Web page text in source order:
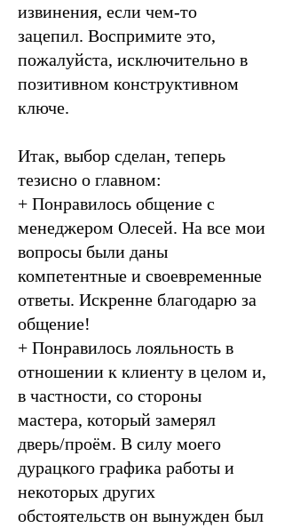
извинения, если чем-то
зацепил. Воспримите это,
пожалуйста, исключительно в
позитивном конструктивном
ключе.
Итак, выбор сделан, теперь
тезисно о главном:
+ Понравилось общение с
менеджером Олесей. На все мои
вопросы были даны
компетентные и своевременные
ответы. Искренне благодарю за
общение!
+ Понравилось лояльность в
отношении к клиенту в целом и,
в частности, со стороны
мастера, который замерял
дверь/проём. В силу моего
дурацкого графика работы и
некоторых других
обстоятельств он вынужден был